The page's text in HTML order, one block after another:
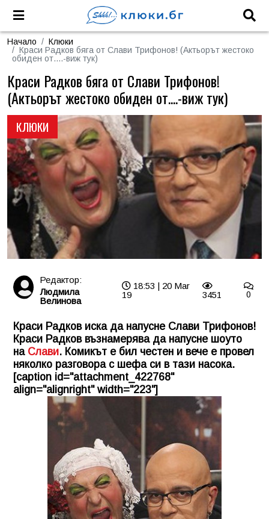
Начало
Клюки
Краси Радков бяга от Слави Трифонов! (Актьорът жестоко
обиден от....-виж тук)
КЛЮКИ
Краси Радков бяга от Слави Трифонов!
(Актьорът жестоко обиден от....-виж тук)
Редактор:
Людмила
Велинова
18:53 | 20 Mar
19
3451 0
Краси Радков иска да напусне Слави Трифонов!
Краси Радков възнамерява да напусне шоуто
на Слави. Комикът е бил честен и вече е провел
няколко разговора с шефа си в тази насока.
[caption id="attachment_422768"
align="alignright" width="223"]